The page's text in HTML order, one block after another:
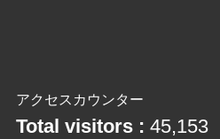
アクセスカウンター
Total visitors : 45,153